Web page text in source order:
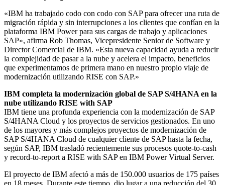
«IBM ha trabajado codo con codo con SAP para ofrecer una ruta de
migración rápida y sin interrupciones a los clientes que confían en la
plataforma IBM Power para sus cargas de trabajo y aplicaciones
SAP», afirma Rob Thomas, Vicepresidente Senior de Software y
Director Comercial de IBM. «Esta nueva capacidad ayuda a reducir
la complejidad de pasar a la nube y acelera el impacto, beneficios
que experimentamos de primera mano en nuestro propio viaje de
modernización utilizando RISE con SAP.»
IBM completa la modernización global de SAP S/4HANA en la
nube utilizando RISE with SAP
IBM tiene una profunda experiencia con la modernización de SAP
S/4HANA Cloud y los proyectos de servicios gestionados. En uno
de los mayores y más complejos proyectos de modernización de
SAP S/4HANA Cloud de cualquier cliente de SAP hasta la fecha,
según SAP, IBM trasladó recientemente sus procesos quote-to-cash
y record-to-report a RISE with SAP en IBM Power Virtual Server.
El proyecto de IBM afectó a más de 150.000 usuarios de 175 países
en 18 meses. Durante este tiempo, dio lugar a una reducción del 30